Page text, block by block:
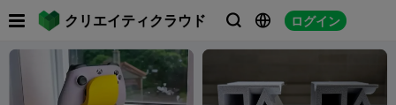
クリエイティクラウド   ログイン
 